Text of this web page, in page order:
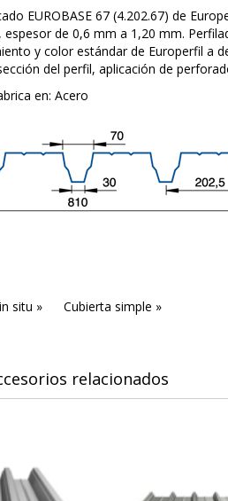
EUROBASE 67 (4.202.67) de
de 0,6 mm a 1,20 mm.
y color estándar de Europerfil a
del perfil, aplicación de
en: Acero
situ » Cubierta simple »
relacionados